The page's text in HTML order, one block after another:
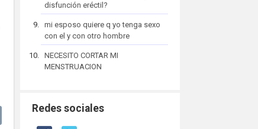
disfunción eréctil?
mi esposo quiere q yo tenga sexo
con el y con otro hombre
NECESITO CORTAR MI
MENSTRUACION
Redes sociales